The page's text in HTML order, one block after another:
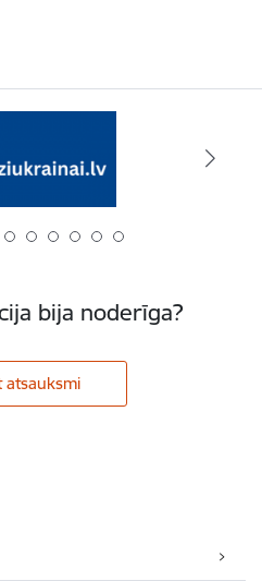
bija noderīga?
atsauksmi